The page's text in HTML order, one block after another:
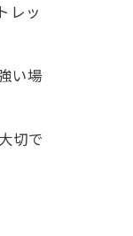
レッ
い場
切で